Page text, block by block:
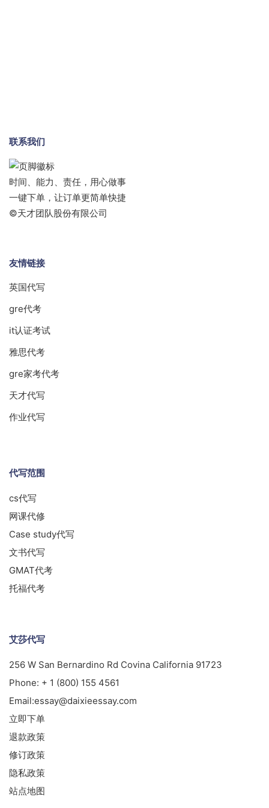
联系我们
时间、能力、责任，用心做事
一键下单，让订单更简单快捷
©天才团队股份有限公司
友情链接
英国代写
gre代考
it认证考试
雅思代考
gre家考代考
天才代写
作业代写
代写范围
cs代写
网课代修
Case study代写
文书代写
GMAT代考
托福代考
艾莎代写
256 W San Bernardino Rd Covina California 91723
Phone: + 1 (800) 155 4561
Email:essay@daixieessay.com
立即下单
退款政策
修订政策
隐私政策
站点地图